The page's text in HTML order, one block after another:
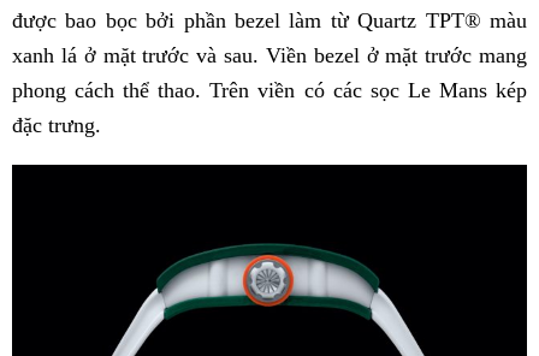
được bao bọc bởi phần bezel làm từ Quartz TPT® màu
xanh lá ở mặt trước và sau. Viền bezel ở mặt trước mang
phong cách thể thao. Trên viền có các sọc Le Mans kép
đặc trưng.